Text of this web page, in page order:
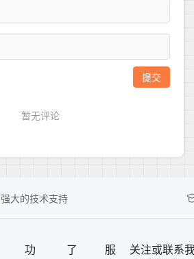
强大的技术支持
功
了
服
关注或联系